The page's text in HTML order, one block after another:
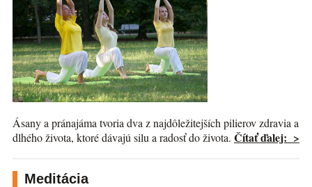
Ásany a pránajáma tvoria dva z najdôležitejších pilierov zdravia a
dlhého života, ktoré dávajú silu a radosť do života. Čítať ďalej: >
Meditácia